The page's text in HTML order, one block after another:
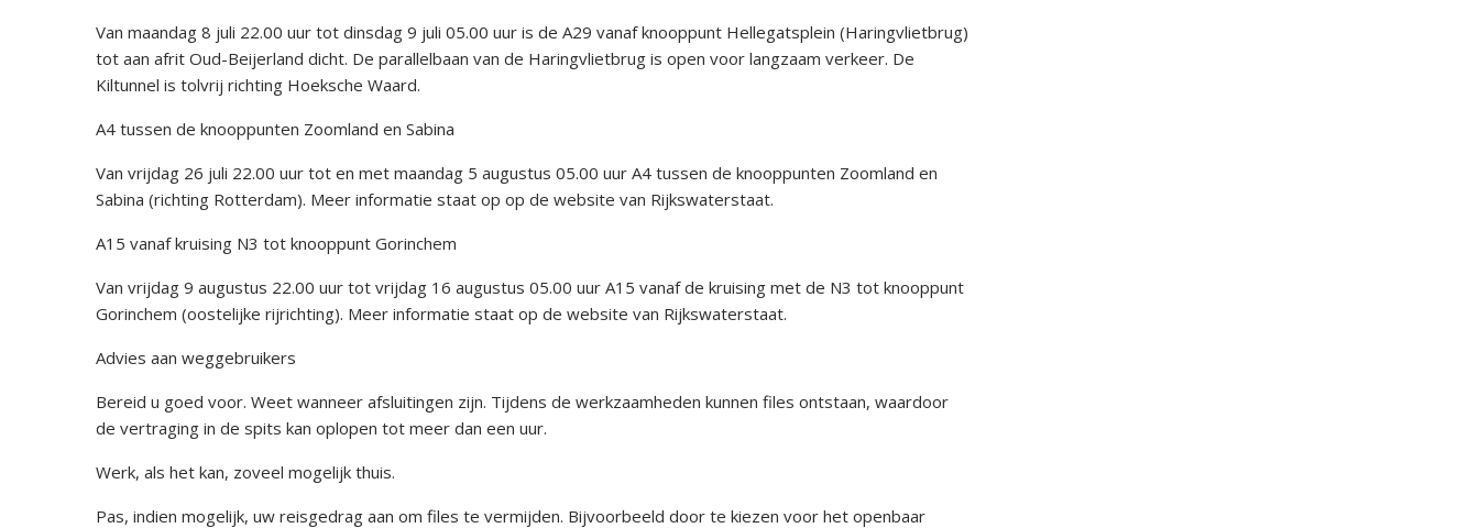
Van maandag 8 juli 22.00 uur tot dinsdag 9 juli 05.00 uur is de A29 vanaf knooppunt Hellegatsplein (Haringvlietbrug)
tot aan afrit Oud-Beijerland dicht. De parallelbaan van de Haringvlietbrug is open voor langzaam verkeer. De
Kiltunnel is tolvrij richting Hoeksche Waard.
A4 tussen de knooppunten Zoomland en Sabina
Van vrijdag 26 juli 22.00 uur tot en met maandag 5 augustus 05.00 uur A4 tussen de knooppunten Zoomland en
Sabina (richting Rotterdam). Meer informatie staat op op de website van Rijkswaterstaat.
A15 vanaf kruising N3 tot knooppunt Gorinchem
Van vrijdag 9 augustus 22.00 uur tot vrijdag 16 augustus 05.00 uur A15 vanaf de kruising met de N3 tot knooppunt
Gorinchem (oostelijke rijrichting). Meer informatie staat op de website van Rijkswaterstaat.
Advies aan weggebruikers
Bereid u goed voor. Weet wanneer afsluitingen zijn. Tijdens de werkzaamheden kunnen files ontstaan, waardoor
de vertraging in de spits kan oplopen tot meer dan een uur.
Werk, als het kan, zoveel mogelijk thuis.
Pas, indien mogelijk, uw reisgedrag aan om files te vermijden. Bijvoorbeeld door te kiezen voor het openbaar